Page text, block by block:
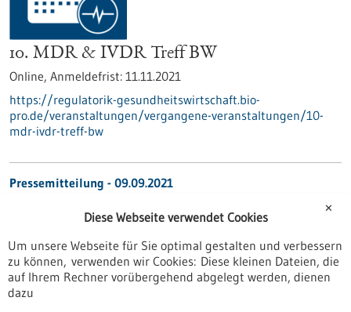
10. MDR & IVDR Treff BW
Online, Anmeldefrist: 11.11.2021
https://regulatorik-gesundheitswirtschaft.bio-
pro.de/veranstaltungen/vergangene-veranstaltungen/10-
mdr-ivdr-treff-bw
Pressemitteilung - 09.09.2021
Württemberg auf Wachstumskurs
Stuttgart, 09.09.2021. Das von Ministerpräsident Winfried
Kretschmann initiierte Forum Gesundheitsstandort Baden-
Württemberg wächst auf 500 Akteure aus Krankenhäusern
und Pflegeeinrichtungen, Forschungsinstituten und
✕
Diese Webseite verwendet Cookies
Um unsere Webseite für Sie optimal gestalten und verbessern
zu können, verwenden wir Cookies: Diese kleinen Dateien, die
auf Ihrem Rechner vorübergehend abgelegt werden, dienen
dazu